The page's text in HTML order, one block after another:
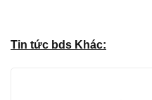
Tin tức bds Khác: